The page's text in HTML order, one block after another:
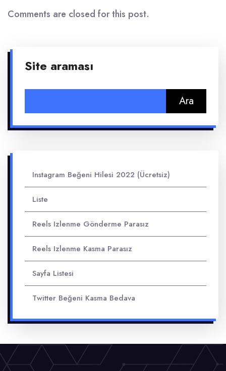
Comments are closed for this post.
Site araması
Instagram Beğeni Hilesi 2022 (Ücretsiz)
Liste
Reels Izlenme Gönderme Parasız
Reels Izlenme Kasma Parasız
Sayfa Listesi
Twitter Beğeni Kasma Bedava